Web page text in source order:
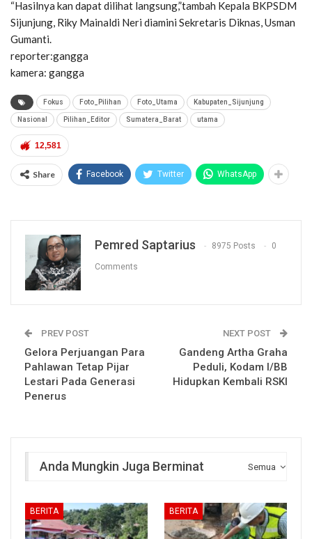
“Hasilnya kan dapat dilihat langsung,”tambah Kepala BKPSDM
Sijunjung, Riky Mainaldi Neri diamini Sekretaris Diknas, Usman
Gumanti.
reporter:gangga
kamera: gangga
Fokus Foto_Pilihan Foto_Utama Kabupaten_Sijunjung
Nasional Pilihan_Editor Sumatera_Barat utama
12,581
Share Facebook Twitter WhatsApp
Pemred Saptarius 8975 Posts 0
Comments
PREV POST
Gelora Perjuangan Para
Pahlawan Tetap Pijar
Lestari Pada Generasi
Penerus
NEXT POST
Gandeng Artha Graha
Peduli, Kodam I/BB
Hidupkan Kembali RSKI
Semua
Anda Mungkin Juga Berminat
BERITA BERITA